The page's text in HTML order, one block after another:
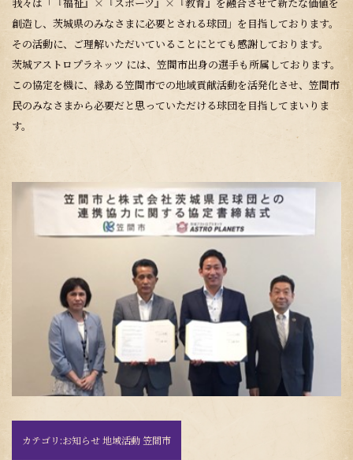
創造し、茨城県のみなさまに必要とされる球団」を目指しております。
その活動に、ご理解いただいていることにとても感謝しております。
茨城アストロプラネッツ には、笠間市出身の選手も所属しております。
この協定を機に、縁ある笠間市での地域貢献活動を活発化させ、笠間市
民のみなさまから必要だと思っていただける球団を目指してまいりま
す。
カテゴリ:お知らせ 地域活動 笠間市